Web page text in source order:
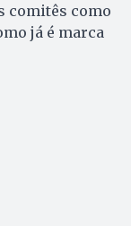
comitês como
já é marca